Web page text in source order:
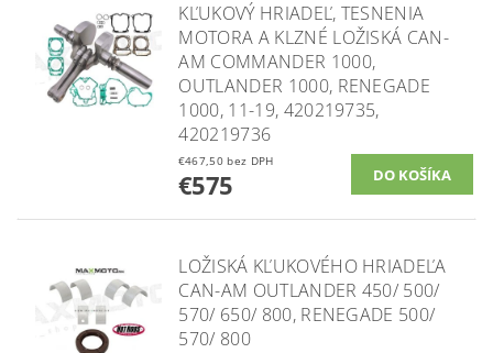
KĽUKOVÝ HRIADEĽ, TESNENIA
MOTORA A KLZNÉ LOŽISKÁ CAN-
AM COMMANDER 1000,
OUTLANDER 1000, RENEGADE
1000, 11-19, 420219735,
420219736
€467,50 bez DPH
€575
LOŽISKÁ KĽUKOVÉHO HRIADEĽA
CAN-AM OUTLANDER 450/ 500/
570/ 650/ 800, RENEGADE 500/
570/ 800